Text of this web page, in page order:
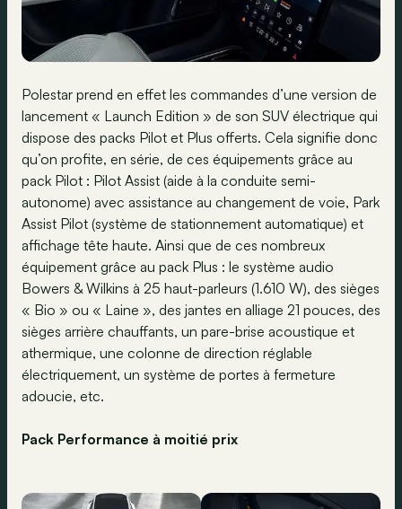
Polestar prend en effet les commandes d’une version de
lancement « Launch Edition » de son SUV électrique qui
dispose des packs Pilot et Plus offerts. Cela signifie donc
qu’on profite, en série, de ces équipements grâce au
pack Pilot : Pilot Assist (aide à la conduite semi-
autonome) avec assistance au changement de voie, Park
Assist Pilot (système de stationnement automatique) et
affichage tête haute. Ainsi que de ces nombreux
équipement grâce au pack Plus : le système audio
Bowers & Wilkins à 25 haut-parleurs (1.610 W), des sièges
« Bio » ou « Laine », des jantes en alliage 21 pouces, des
sièges arrière chauffants, un pare-brise acoustique et
athermique, une colonne de direction réglable
électriquement, un système de portes à fermeture
adoucie, etc.
Pack Performance à moitié prix